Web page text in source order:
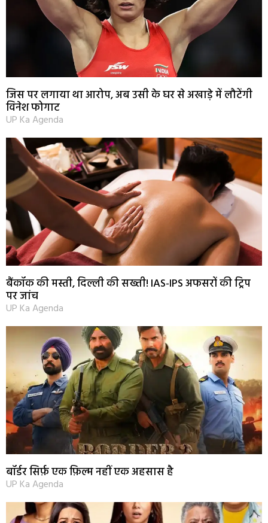
जिस पर लगाया था आरोप, अब उसी के घर से अखाड़े में लौटेंगी
विनेश फोगाट
UP Ka Agenda
बैंकॉक की मस्ती, दिल्ली की सख्ती! IAS-IPS अफसरों की ट्रिप
पर जांच
UP Ka Agenda
बॉर्डर सिर्फ़ एक फ़िल्म नहीं एक अहसास है
UP Ka Agenda